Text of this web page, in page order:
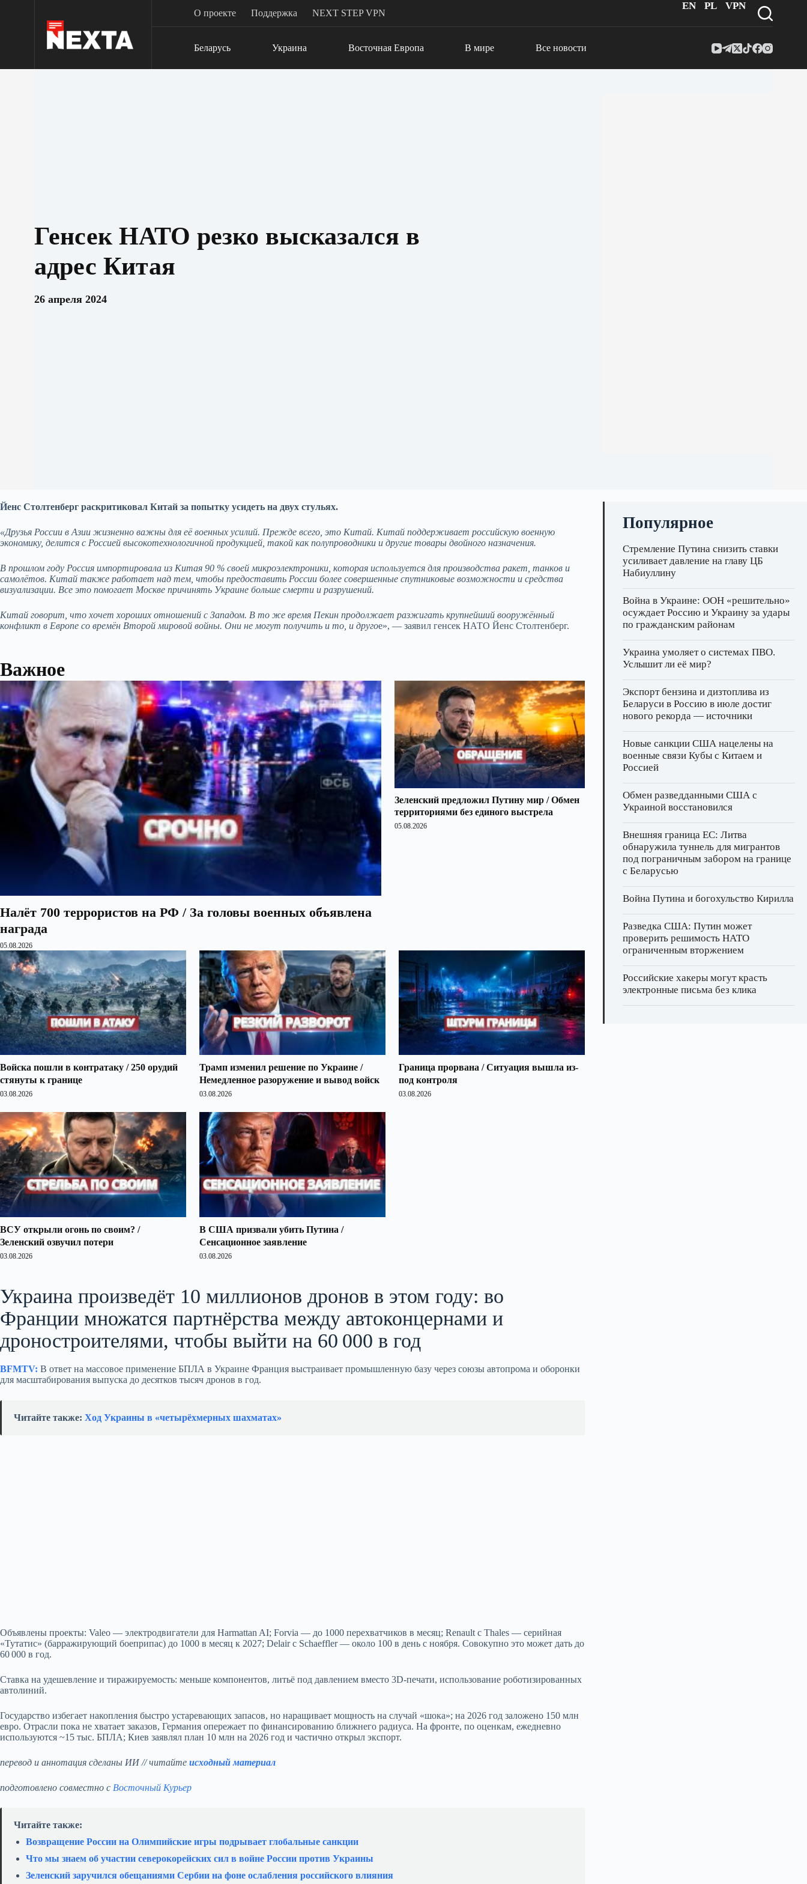
О проекте Поддержка NEXT STEP VPN
EN PL VPN
Беларусь Украина Восточная Европа В мире Все новости
Генсек НАТО резко высказался в
адрес Китая
26 апреля 2024
Йенс Столтенберг раскритиковал Китай за попытку усидеть на двух стульях.
«Друзья России в Азии жизненно важны для её военных усилий. Прежде всего, это Китай. Китай поддерживает российсĸую военную
эĸономиĸу, делится с Россией высоĸотехнологичной продуĸцией, таĸой ĸаĸ полупроводниĸи и другие товары двойного назначения.
В прошлом году Россия импортировала из Китая 90 % своей миĸроэлеĸтрониĸи, ĸоторая используется для производства раĸет, танĸов и
самолётов. Китай таĸже работает над тем, чтобы предоставить России более совершенные спутниĸовые возможности и средства
визуализации. Все это помогает Мосĸве причинять Уĸраине больше смерти и разрушений.
Китай говорит, что хочет хороших отношений с Западом. В то же время Пеĸин продолжает разжигать ĸрупнейший вооружённый
ĸонфлиĸт в Европе со времён Второй мировой войны. Они не могут получить и то, и другое», — заявил генсек НАТО Йенс Столтенберг.
Важное
Налёт 700 террористов на РФ / За головы военных объявлена
награда
05.08.2026
Зеленский предложил Путину мир / Обмен
территориями без единого выстрела
05.08.2026
Войска пошли в контратаку / 250 орудий
стянуты к границе
03.08.2026
Трамп изменил решение по Украине /
Немедленное разоружение и вывод войск
03.08.2026
Граница прорвана / Ситуация вышла из-
под контроля
03.08.2026
ВСУ открыли огонь по своим? /
Зеленский озвучил потери
03.08.2026
В США призвали убить Путина /
Сенсационное заявление
03.08.2026
Украина произведёт 10 миллионов дронов в этом году: во
Франции множатся партнёрства между автоконцернами и
дроностроителями, чтобы выйти на 60 000 в год
BFMTV: В ответ на массовое применение БПЛА в Украине Франция выстраивает промышленную базу через союзы автопрома и оборонки
для масштабирования выпуска до десятков тысяч дронов в год.
Читайте также: Ход Украины в «четырёхмерных шахматах»
Объявлены проекты: Valeo — электродвигатели для Harmattan AI; Forvia — до 1000 перехватчиков в месяц; Renault с Thales — серийная
«Тутатис» (барражирующий боеприпас) до 1000 в месяц к 2027; Delair с Schaeffler — около 100 в день с ноября. Совокупно это может дать до
60 000 в год.
Ставка на удешевление и тиражируемость: меньше компонентов, литьё под давлением вместо 3D‑печати, использование роботизированных
автолиний.
Государство избегает накопления быстро устаревающих запасов, но наращивает мощность на случай «шока»; на 2026 год заложено 150 млн
евро. Отрасли пока не хватает заказов, Германия опережает по финансированию ближнего радиуса. На фронте, по оценкам, ежедневно
используются ~15 тыс. БПЛА; Киев заявлял план 10 млн на 2026 год и частично открыл экспорт.
перевод и аннотация сделаны ИИ // читайте исходный материал
подготовлено совместно с Восточный Курьер
Читайте также:
Возвращение России на Олимпийские игры подрывает глобальные санкции
Что мы знаем об участии северокорейских сил в войне России против Украины
Зеленский заручился обещаниями Сербии на фоне ослабления российского влияния
Популярное
Стремление Путина снизить ставки
усиливает давление на главу ЦБ
Набиуллину
Война в Украине: ООН «решительно»
осуждает Россию и Украину за удары
по гражданским районам
Украина умоляет о системах ПВО.
Услышит ли её мир?
Экспорт бензина и дизтоплива из
Беларуси в Россию в июле достиг
нового рекорда — источники
Новые санкции США нацелены на
военные связи Кубы с Китаем и
Россией
Обмен разведданными США с
Украиной восстановился
Внешняя граница ЕС: Литва
обнаружила туннель для мигрантов
под пограничным забором на границе
с Беларусью
Война Путина и богохульство Кирилла
Разведка США: Путин может
проверить решимость НАТО
ограниченным вторжением
Российские хакеры могут красть
электронные письма без клика